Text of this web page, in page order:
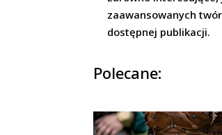
zaawansowanych
dostępnej publikacji.
Polecane: